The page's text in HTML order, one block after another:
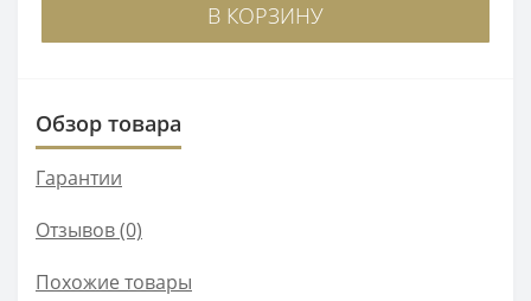
В КОРЗИНУ
Обзор товара
Гарантии
Отзывов (0)
Похожие товары